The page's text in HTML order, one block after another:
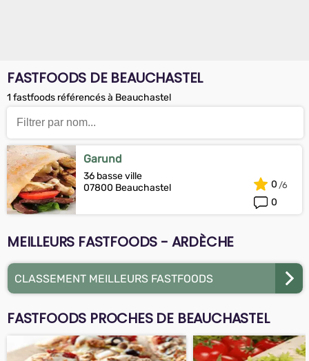
FASTFOODS DE BEAUCHASTEL
1 fastfoods référencés à Beauchastel
Garund
36 basse ville
07800 Beauchastel
0
0
MEILLEURS FASTFOODS - ARDÈCHE
CLASSEMENT MEILLEURS FASTFOODS
FASTFOODS PROCHES DE BEAUCHASTEL